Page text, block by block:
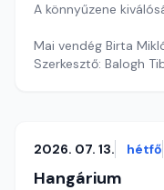
A könnyűzene
Mai vendég Birta
Szerkesztő: Balogh
2026. 07. 13. hétfő
Hangárium